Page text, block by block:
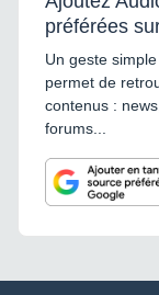
préférées
Un geste
permet de
contenus :
forums...